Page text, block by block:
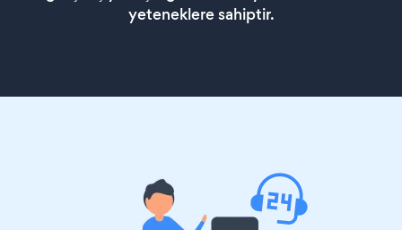
yeteneklere sahiptir.